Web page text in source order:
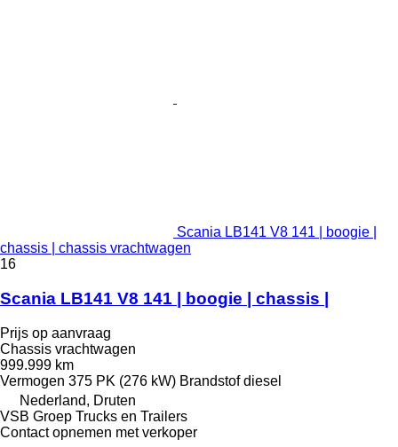
Scania LB141 V8 141 | boogie |
chassis | chassis vrachtwagen
16
Scania LB141 V8 141 | boogie | chassis |
Prijs op aanvraag
Chassis vrachtwagen
999.999 km
Vermogen 375 PK (276 kW) Brandstof diesel
Nederland, Druten
VSB Groep Trucks en Trailers
Contact opnemen met verkoper